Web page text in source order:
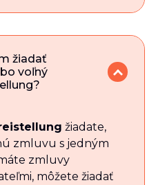
žiadať
voľný
žiadate,
zmluvu s jedným
zmluvy
môžete žiadať